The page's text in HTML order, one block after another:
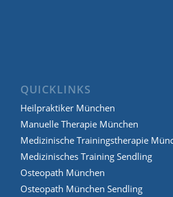
QUICKLINKS
Heilpraktiker München
Manuelle Therapie München
Medizinische Trainingstherapie
Medizinisches Training Sendling
Osteopath München
Osteopath München Sendling